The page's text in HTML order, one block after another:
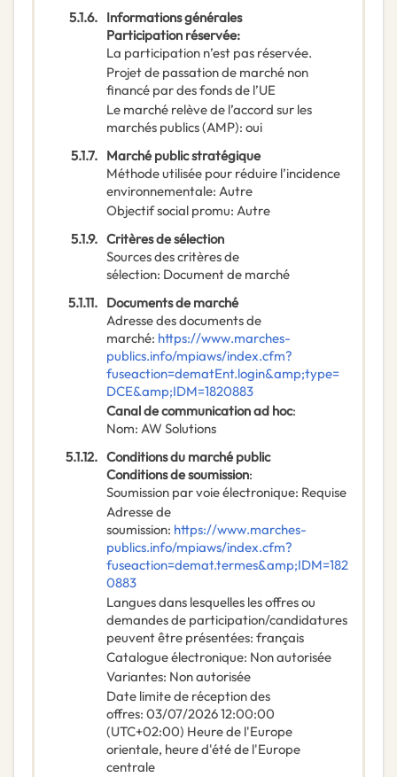
5.1.6. Informations générales
Participation réservée:
La participation n’est pas réservée.
Projet de passation de marché non
financé par des fonds de l’UE
Le marché relève de l’accord sur les
marchés publics (AMP): oui
5.1.7. Marché public stratégique
Méthode utilisée pour réduire l’incidence
environnementale: Autre
Objectif social promu: Autre
5.1.9. Critères de sélection
Sources des critères de
sélection: Document de marché
5.1.11. Documents de marché
Adresse des documents de
marché: https://www.marches-
publics.info/mpiaws/index.cfm?
fuseaction=dematEnt.login&amp;type=
DCE&amp;IDM=1820883
Canal de communication ad hoc:
Nom: AW Solutions
5.1.12. Conditions du marché public
Conditions de soumission:
Soumission par voie électronique: Requise
Adresse de
soumission: https://www.marches-
publics.info/mpiaws/index.cfm?
fuseaction=demat.termes&amp;IDM=182
0883
Langues dans lesquelles les offres ou
demandes de participation/candidatures
peuvent être présentées: français
Catalogue électronique: Non autorisée
Variantes: Non autorisée
Date limite de réception des
offres: 03/07/202612:00:00
(UTC+02:00) Heure de l'Europe
orientale, heure d'été de l'Europe
centrale